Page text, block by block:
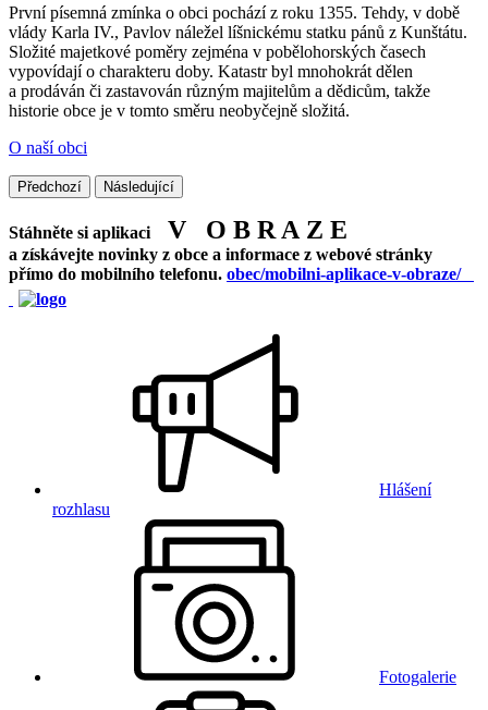
První písemná zmínka o obci pochází z roku 1355. Tehdy, v době
vlády Karla IV., Pavlov náležel líšnickému statku pánů z Kunštátu.
Složité majetkové poměry zejména v pobělohorských časech
vypovídají o charakteru doby. Katastr byl mnohokrát dělen
a prodáván či zastavován různým majitelům a dědicům, takže
historie obce je v tomto směru neobyčejně složitá.
O naší obci
Předchozí Následující
Stáhněte si aplikaci V O B R A Z E
a získávejte novinky z obce a informace z webové stránky
přímo do mobilního telefonu. obec/mobilni-aplikace-v-obraze/
Hlášení
rozhlasu
Fotogalerie